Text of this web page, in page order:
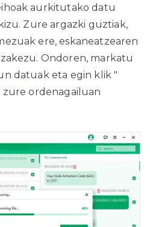
aurkitutako datu
Zure argazki guztiak,
ere, eskaneatzearen
Ondoren, markatu
datuak eta egin klik "
ordenagailuan